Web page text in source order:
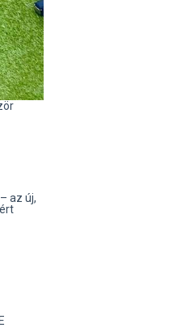
az új,